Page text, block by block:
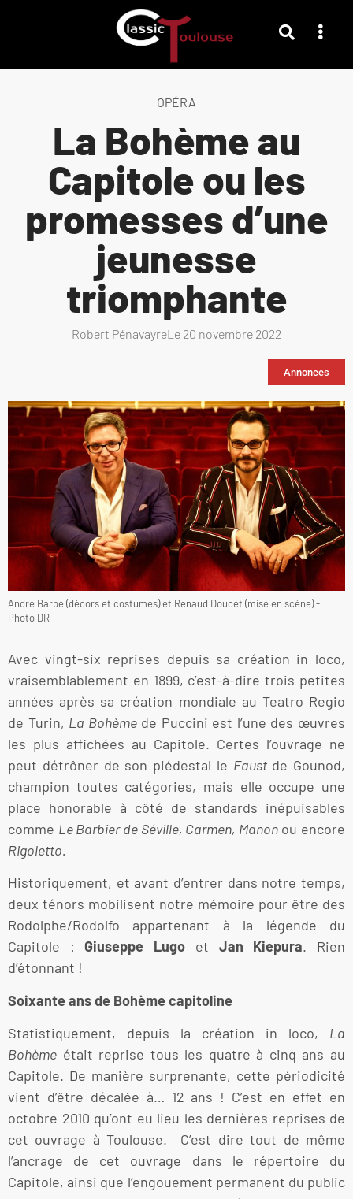
OPÉRA
La Bohème au
Capitole ou les
promesses d’une
jeunesse
triomphante
Robert PénavayreLe 20 novembre 2022
Annonces
André Barbe (décors et costumes) et Renaud Doucet (mise en scène) -
Photo DR
Avec vingt-six reprises depuis sa création in loco,
vraisemblablement en 1899, c’est-à-dire trois petites
années après sa création mondiale au Teatro Regio
de Turin, La Bohèmede Puccini est l’une des œuvres
les plus affichées au Capitole. Certes l’ouvrage ne
peut détrôner de son piédestal le Faustde Gounod,
champion toutes catégories, mais elle occupe une
place honorable à côté de standards inépuisables
comme Le Barbier de Séville, Carmen, Manonou encore
Rigoletto.
Historiquement, et avant d’entrer dans notre temps,
deux ténors mobilisent notre mémoire pour être des
Rodolphe/Rodolfo appartenant à la légende du
Capitole :Giuseppe Lugo et Jan Kiepura. Rien
d’étonnant !
Soixante ans de Bohème capitoline
Statistiquement, depuis la création in loco, La
Bohème était reprise tous les quatre à cinq ans au
Capitole. De manière surprenante, cette périodicité
vient d’être décalée à… 12 ans ! C’est en effet en
octobre 2010 qu’ont eu lieu les dernières reprises de
cet ouvrage à Toulouse. C’est dire tout de même
l’ancrage de cet ouvrage dans le répertoire du
Capitole, ainsi que l’engouement permanent du public